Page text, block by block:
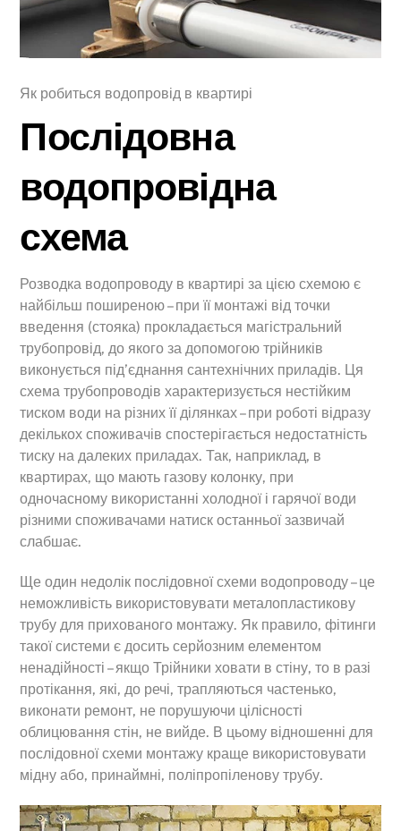
Як робиться водопровід в квартирі
Послідовна
водопровідна
схема
Розводка водопроводу в квартирі за цією схемою є
найбільш поширеною – при її монтажі від точки
введення (стояка) прокладається магістральний
трубопровід, до якого за допомогою трійників
виконується під’єднання сантехнічних приладів. Ця
схема трубопроводів характеризується нестійким
тиском води на різних її ділянках – при роботі відразу
декількох споживачів спостерігається недостатність
тиску на далеких приладах. Так, наприклад, в
квартирах, що мають газову колонку, при
одночасному використанні холодної і гарячої води
різними споживачами натиск останньої зазвичай
слабшає.
Ще один недолік послідовної схеми водопроводу – це
неможливість використовувати металопластикову
трубу для прихованого монтажу. Як правило, фітинги
такої системи є досить серйозним елементом
ненадійності – якщо Трійники ховати в стіну, то в разі
протікання, які, до речі, трапляються частенько,
виконати ремонт, не порушуючи цілісності
облицювання стін, не вийде. В цьому відношенні для
послідовної схеми монтажу краще використовувати
мідну або, принаймні, поліпропіленову трубу.